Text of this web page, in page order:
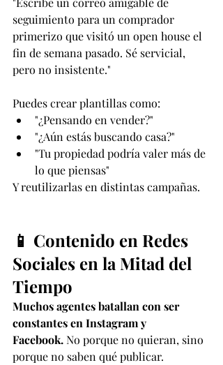
seguimiento para un comprador
primerizo que visitó un open house el
fin de semana pasado. Sé servicial,
pero no insistente."
Puedes crear plantillas como:
"¿Pensando en vender?"
"¿Aún estás buscando casa?"
"Tu propiedad podría valer más de
lo que piensas"
Y reutilizarlas en distintas campañas.
📱 Contenido en Redes
Sociales en la Mitad del
Tiempo
Muchos agentes batallan con ser
constantes en Instagram y
Facebook. No porque no quieran, sino
porque no saben qué publicar.